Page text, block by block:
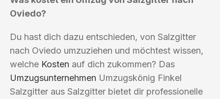
Oviedo?
Du hast dich dazu entschieden, von Salzgitter
nach Oviedo umzuziehen und möchtest wissen,
welche Kosten auf dich zukommen? Das
Umzugsunternehmen Umzugskönig Finkel
Salzgitter aus Salzgitter bietet dir professionelle